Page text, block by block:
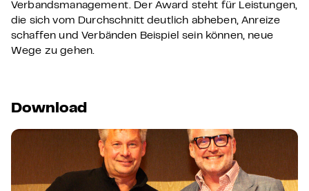
Verbandsmanagement. Der Award steht für Leistungen,
die sich vom Durchschnitt deutlich abheben, Anreize
schaffen und Verbänden Beispiel sein können, neue
Wege zu gehen.
Download